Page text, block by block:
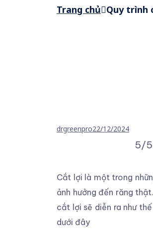
Trang chủ Quy trình
drgreenpro22/12/2024
5/5
Cắt lợi là một trong
ảnh hưởng đến răng
cắt lợi sẽ diễn ra như
dưới đây